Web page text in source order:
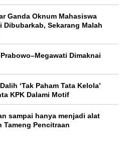
Ganda Oknum Mahasiswa
Dibubarkab, Sekarang Malah
Dimaknai
‘Tak Paham Tata Kelola’
KPK Dalami Motif
sampai hanya menjadi alat
Pencitraan